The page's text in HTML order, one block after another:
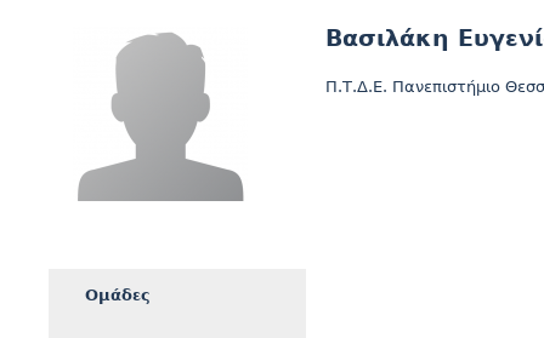
Βασιλάκη
Π.Τ.Δ.Ε. Πανεπιστήμιο
Ομάδες